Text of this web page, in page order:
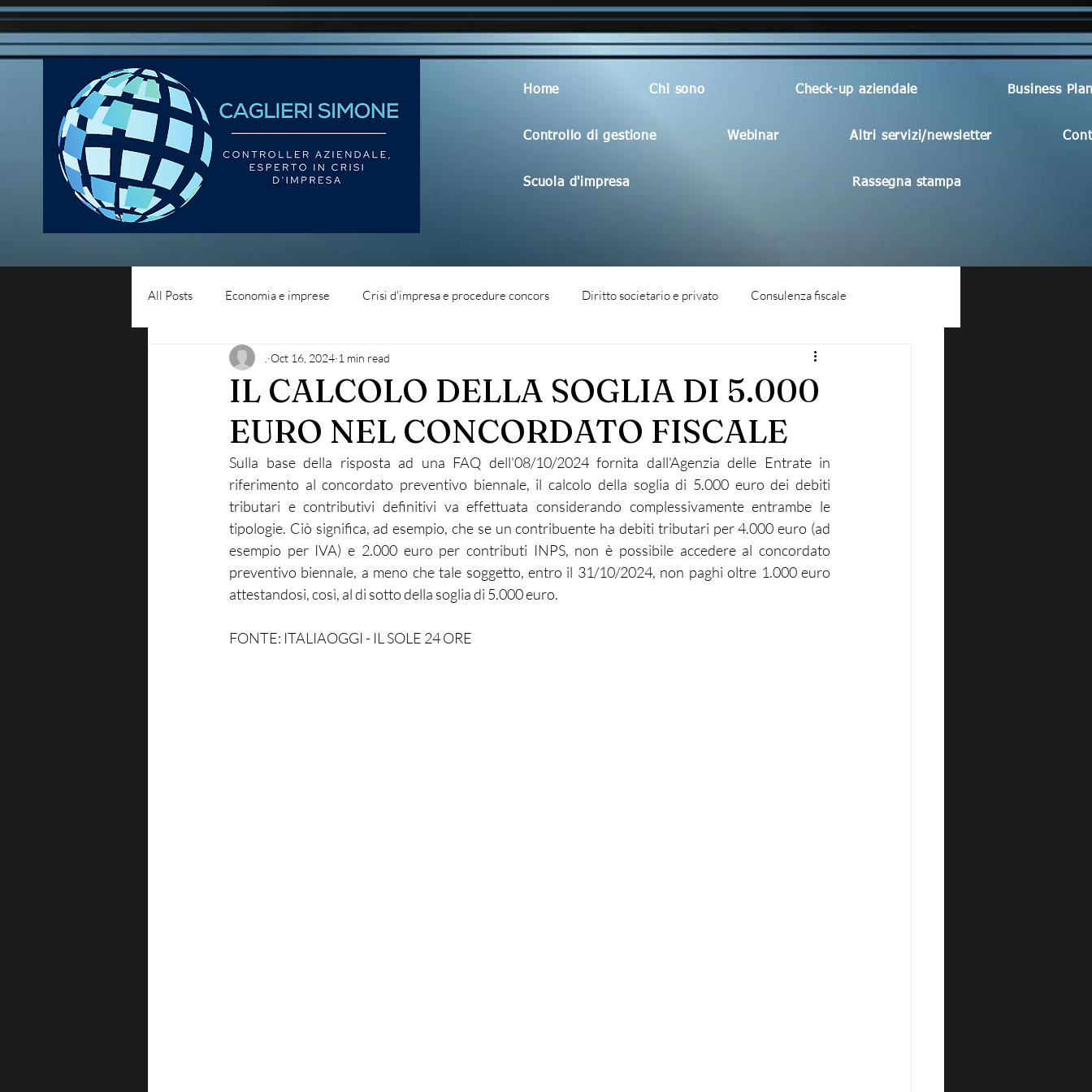
Home Chi sono Check-up aziendale Business
Controllo di gestione Webinar Altri servizi/newsletter
Scuola d'impresa Rassegna stampa
All Posts Economia e imprese Crisi d'impresa e procedure concors Diritto societario e privato Consulenza fiscale
Diritto del lavoro Blog - liquidità aziendale
IL CALCOLO DELLA SOGLIA DI 5.000
EURO NEL CONCORDATO FISCALE
Oct 16, 2024 1 min read
Sulla base della risposta ad una FAQ dell'08/10/2024 fornita dall'Agenzia delle Entrate in
riferimento al concordato preventivo biennale, il calcolo della soglia di 5.000 euro dei debiti
tributari e contributivi definitivi va effettuata considerando complessivamente entrambe le
tipologie. Ciò significa, ad esempio, che se un contribuente ha debiti tributari per 4.000 euro (ad
esempio per IVA) e 2.000 euro per contributi INPS, non è possibile accedere al concordato
preventivo biennale, a meno che tale soggetto, entro il 31/10/2024, non paghi oltre 1.000 euro
attestandosi, così, al di sotto della soglia di 5.000 euro.
FONTE: ITALIAOGGI - IL SOLE 24 ORE